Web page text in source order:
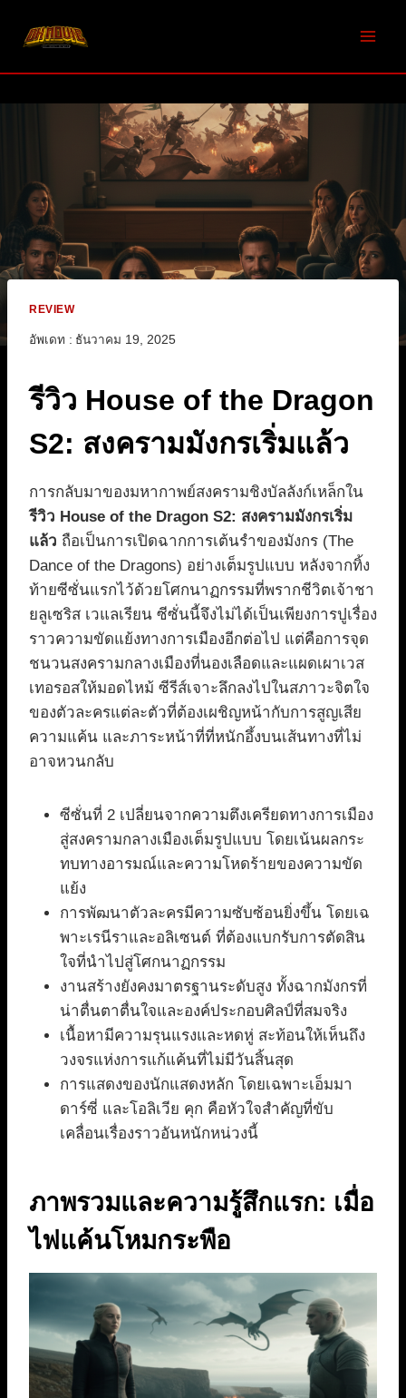
REVIEW
อัพเดท : ธันวาคม 19, 2025
รีวิว House of the Dragon
S2: สงครามมังกรเริ่มแล้ว
การกลับมาของมหากาพย์สงครามชิงบัลลังก์เหล็กใน
รีวิว House of the Dragon S2: สงครามมังกรเริ่ม
แล้ว ถือเป็นการเปิดฉากการเต้นรำของมังกร (The
Dance of the Dragons) อย่างเต็มรูปแบบ หลังจากทิ้ง
ท้ายซีซั่นแรกไว้ด้วยโศกนาฏกรรมที่พรากชีวิตเจ้าชา
ยลูเซริส เวแลเรียน ซีซั่นนี้จึงไม่ได้เป็นเพียงการปูเรื่อง
ราวความขัดแย้งทางการเมืองอีกต่อไป แต่คือการจุด
ชนวนสงครามกลางเมืองที่นองเลือดและแผดเผาเวส
เทอรอสให้มอดไหม้ ซีรีส์เจาะลึกลงไปในสภาวะจิตใจ
ของตัวละครแต่ละตัวที่ต้องเผชิญหน้ากับการสูญเสีย
ความแค้น และภาระหน้าที่ที่หนักอึ้งบนเส้นทางที่ไม่
อาจหวนกลับ
ซีซั่นที่ 2 เปลี่ยนจากความตึงเครียดทางการเมือง
สู่สงครามกลางเมืองเต็มรูปแบบ โดยเน้นผลกระ
ทบทางอารมณ์และความโหดร้ายของความขัด
แย้ง
การพัฒนาตัวละครมีความซับซ้อนยิ่งขึ้น โดยเฉ
พาะเรนีราและอลิเซนต์ ที่ต้องแบกรับการตัดสิน
ใจที่นำไปสู่โศกนาฏกรรม
งานสร้างยังคงมาตรฐานระดับสูง ทั้งฉากมังกรที่
น่าตื่นตาตื่นใจและองค์ประกอบศิลป์ที่สมจริง
เนื้อหามีความรุนแรงและหดหู่ สะท้อนให้เห็นถึง
วงจรแห่งการแก้แค้นที่ไม่มีวันสิ้นสุด
การแสดงของนักแสดงหลัก โดยเฉพาะเอ็มมา
ดาร์ซี่ และโอลิเวีย คุก คือหัวใจสำคัญที่ขับ
เคลื่อนเรื่องราวอันหนักหน่วงนี้
ภาพรวมและความรู้สึกแรก: เมื่อ
ไฟแค้นโหมกระพือ